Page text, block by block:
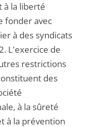
à la liberté
fonder avec
à des syndicats
L'exercice de
restrictions
des
à la sûreté
à la prévention